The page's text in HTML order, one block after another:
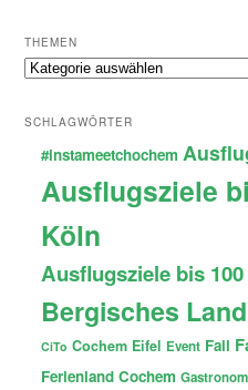
THEMEN
Themen
SCHLAGWÖRTER
#instameetchochem
Ausflugsziele
Köln
Ausflugsziele bis
Bergisches Land
CiTo Cochem Eifel Event Fail
Ferienland Cochem